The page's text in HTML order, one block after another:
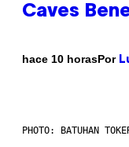
Caves
hace 10 horasPor
PHOTO: BATUHAN